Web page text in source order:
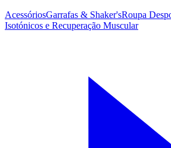
AcessóriosGarrafas & Shaker'sRoupa
Isotónicos e Recuperação Muscular